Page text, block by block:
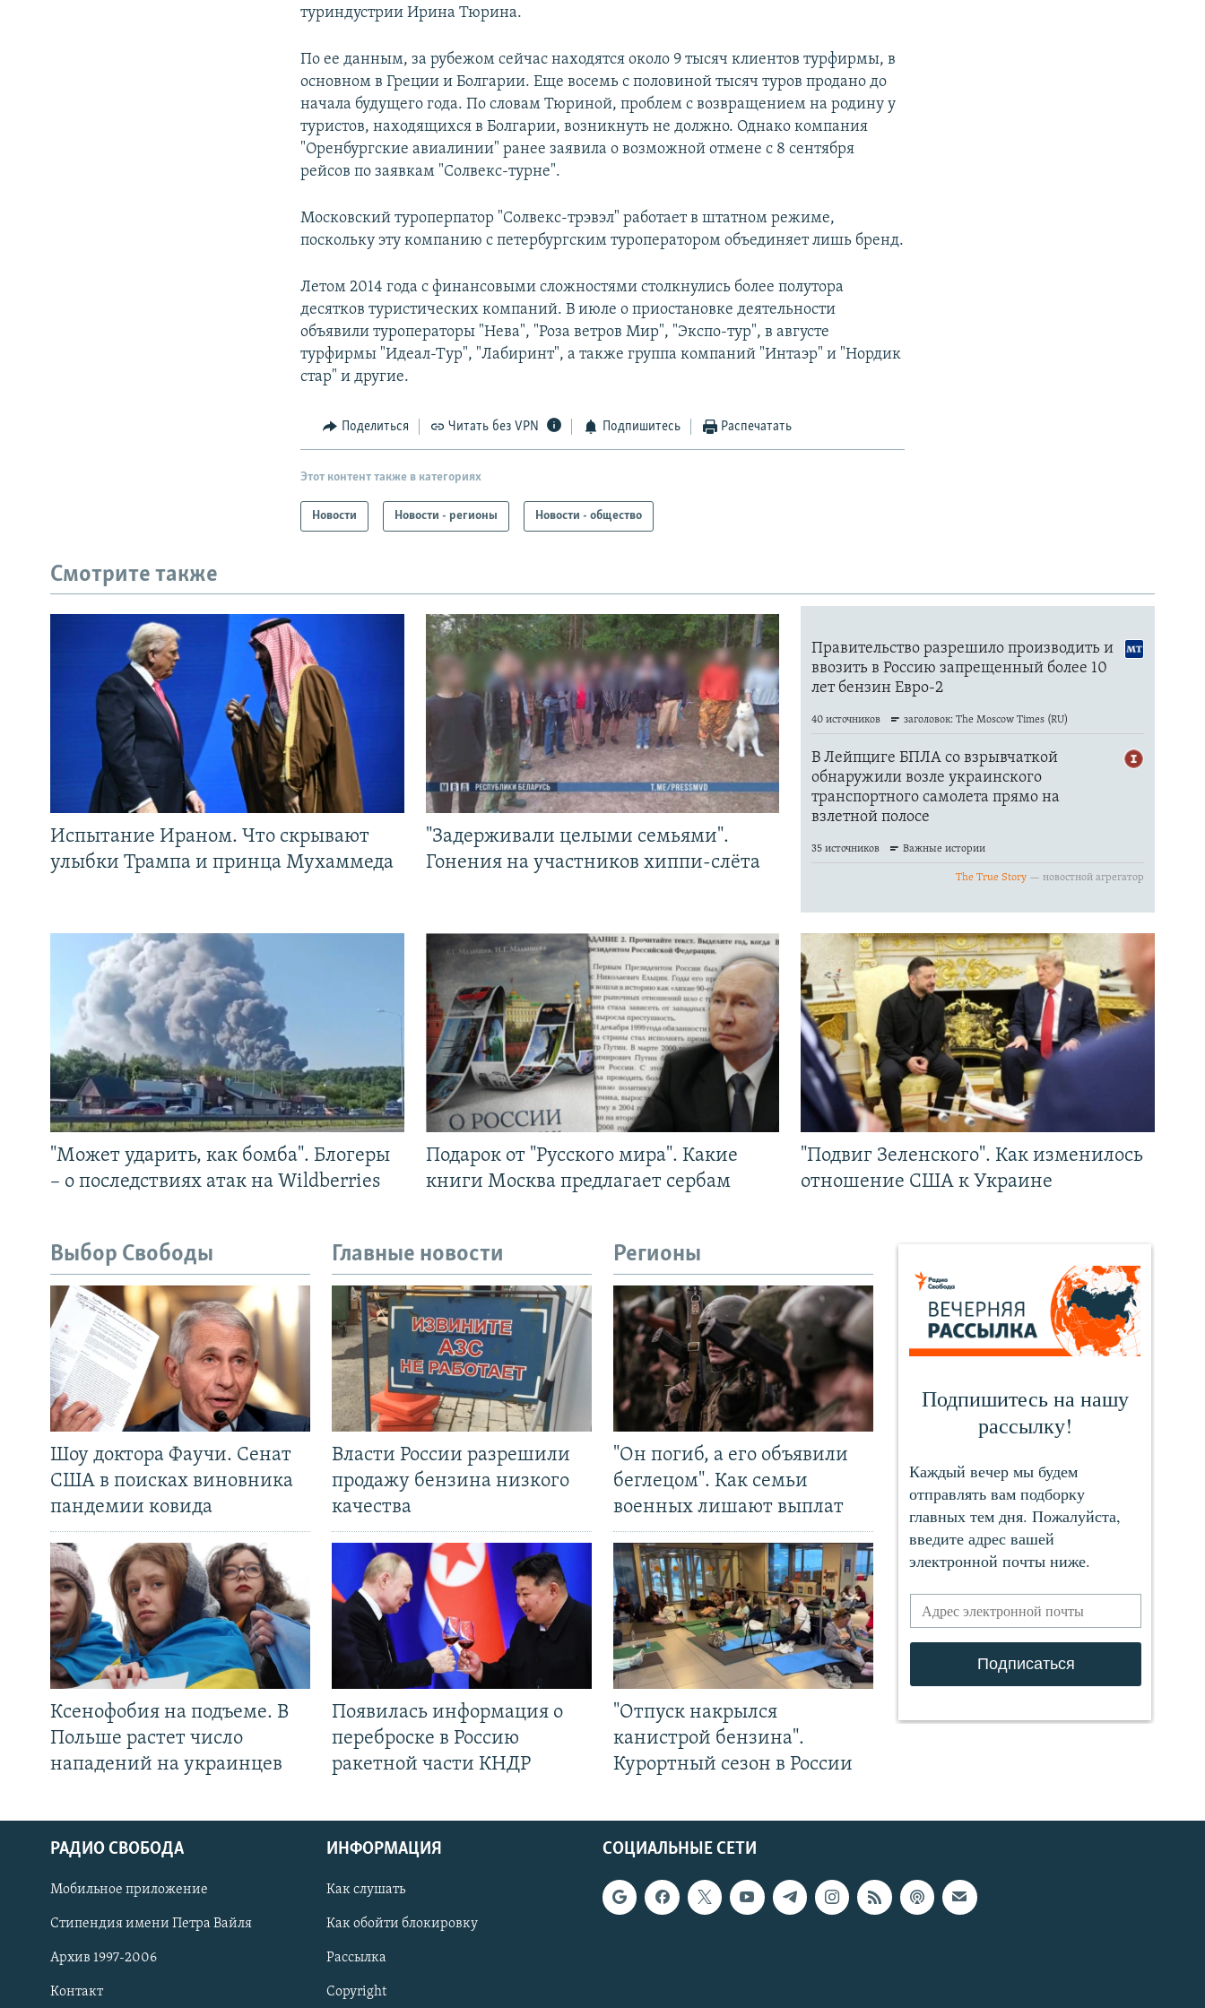
СОЦИАЛЬНЫЕ СЕТИ
туриндустрии Ирина Тюрина.
По ее данным, за рубежом сейчас находятся около 9 тысяч клиентов турфирмы, в
основном в Греции и Болгарии. Еще восемь с половиной тысяч туров продано до
начала будущего года. По словам Тюриной, проблем с возвращением на родину у
туристов, находящихся в Болгарии, возникнуть не должно. Однако компания
"Оренбургские авиалинии" ранее заявила о возможной отмене с 8 сентября
рейсов по заявкам "Солвекс-турне".
Московский туроперпатор "Солвекс-трэвэл" работает в штатном режиме,
поскольку эту компанию с петербургским туроператором объединяет лишь бренд.
Летом 2014 года с финансовыми сложностями столкнулись более полутора
десятков туристических компаний. В июле о приостановке деятельности
объявили туроператоры "Нева", "Роза ветров Мир", "Экспо-тур", в августе
турфирмы "Идеал-Тур", "Лабиринт", а также группа компаний "Интаэр" и "Нордик
стар" и другие.
Поделиться Читать без VPN Подпишитесь Распечатать
Этот контент также в категориях
Новости Новости - регионы Новости - общество
Смотрите также
Испытание Ираном. Что скрывают
улыбки Трампа и принца Мухаммеда
"Задерживали целыми семьями".
Гонения на участников хиппи-слёта
"Может ударить, как бомба". Блогеры
– о последствиях атак на Wildberries
Подарок от "Русского мира". Какие
книги Москва предлагает сербам
"Подвиг Зеленского". Как изменилось
отношение США к Украине
Выбор Свободы
Шоу доктора Фаучи. Сенат
США в поисках виновника
пандемии ковида
Ксенофобия на подъеме. В
Польше растет число
нападений на украинцев
Главные новости
Власти России разрешили
продажу бензина низкого
качества
Появилась информация о
переброске в Россию
ракетной части КНДР
Регионы
"Он погиб, а его объявили
беглецом". Как семьи
военных лишают выплат
"Отпуск накрылся
канистрой бензина".
Курортный сезон в России
СОЦИАЛЬНЫЕ СЕТИ
РАДИО СВОБОДА
Мобильное приложение
Стипендия имени Петра Вайля
Архив 1997-2006
Контакт
ИНФОРМАЦИЯ
Как слушать
Как обойти блокировку
Рассылка
Copyright